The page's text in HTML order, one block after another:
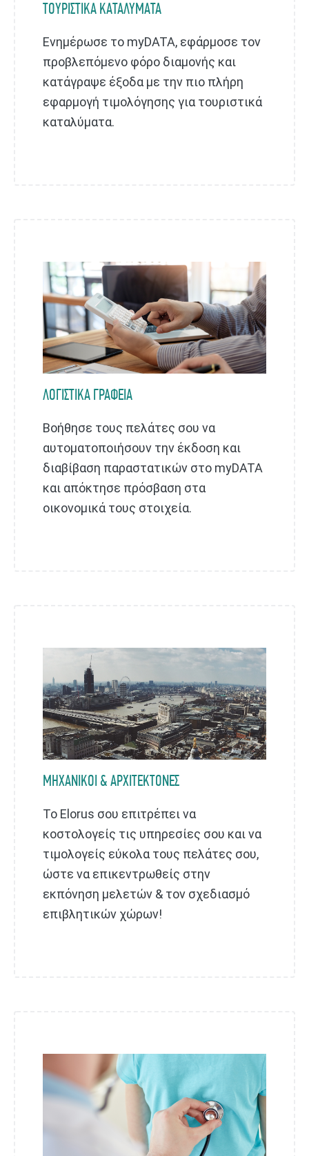
ΤΟΥΡΙΣΤΙΚΑ ΚΑΤΑΛΥΜΑΤΑ
Ενημέρωσε το myDATA, εφάρμοσε τον
προβλεπόμενο φόρο διαμονής και
κατάγραψε έξοδα με την πιο πλήρη
εφαρμογή τιμολόγησης για τουριστικά
καταλύματα.
ΛΟΓΙΣΤΙΚΑ ΓΡΑΦΕΙΑ
Βοήθησε τους πελάτες σου να
αυτοματοποιήσουν την έκδοση και
διαβίβαση παραστατικών στο myDATA
και απόκτησε πρόσβαση στα
οικονομικά τους στοιχεία.
ΜΗΧΑΝΙΚΟΙ & ΑΡΧΙΤΕΚΤΟΝΕΣ
Το Elorus σου επιτρέπει να
κοστολογείς τις υπηρεσίες σου και να
τιμολογείς εύκολα τους πελάτες σου,
ώστε να επικεντρωθείς στην
εκπόνηση μελετών & τον σχεδιασμό
επιβλητικών χώρων!